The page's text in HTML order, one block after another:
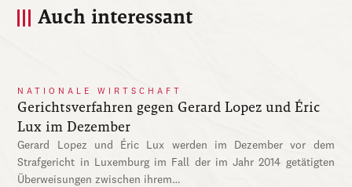
Auch interessant
NATIONALE WIRTSCHAFT
Gerichtsverfahren gegen Gerard Lopez und Éric
Lux im Dezember
Gerard Lopez und Éric Lux werden im Dezember vor dem
Strafgericht in Luxemburg im Fall der im Jahr 2014 getätigten
Überweisungen zwischen ihrem…